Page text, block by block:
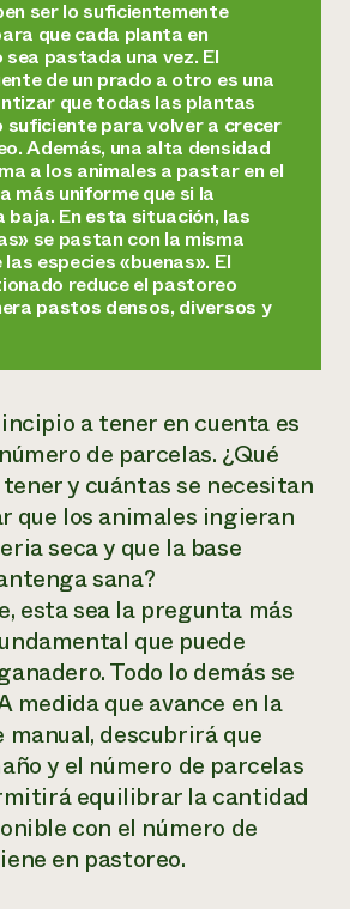
ser lo suficientemente
que cada planta en
pastada una vez. El
de un prado a otro es una
que todas las plantas
para volver a crecer
Además, una alta densidad
a los animales a pastar en el
más uniforme que si la
baja. En esta situación, las
se pastan con la misma
especies «buenas». El
reduce el pastoreo
pastos densos, diversos y
a tener en cuenta es
de parcelas. ¿Qué
y cuántas se necesitan
que los animales ingieran
seca y que la base
sana?
esta sea la pregunta más
que puede
Todo lo demás se
medida que avance en la
descubrirá que
y el número de parcelas
equilibrar la cantidad
con el número de
en pastoreo.